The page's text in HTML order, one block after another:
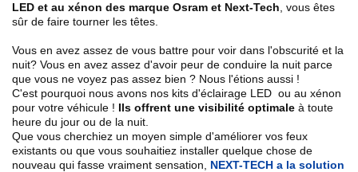
LED et au xénon des marque Osram et Next-Tech , vous êtes
sûr de faire tourner les têtes.
Vous en avez assez de vous battre pour voir dans l'obscurité et la
nuit? Vous en avez assez d'avoir peur de conduire la nuit parce
que vous ne voyez pas assez bien ? Nous l'étions aussi !
C'est pourquoi nous avons nos kits d'éclairage LED ou au xénon
pour votre véhicule ! Ils offrent une visibilité optimale à toute
heure du jour ou de la nuit.
Que vous cherchiez un moyen simple d'améliorer vos feux
existants ou que vous souhaitiez installer quelque chose de
nouveau qui fasse vraiment sensation,
NEXT-TECH a la solution